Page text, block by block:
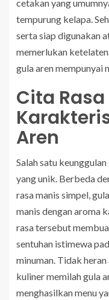
cetakan yang
tempurung kelapa.
serta siap digunakan
memerlukan
gula aren mempunyai
Cita
Aren
Salah satu
yang unik. Berbeda
rasa manis simpel,
manis dengan aroma
rasa tersebut
sentuhan istimewa
minuman. Tidak
kuliner memilah gula
menghasilkan menu